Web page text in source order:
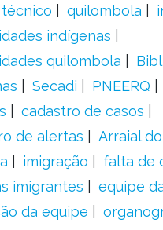
quilombola
indígenas
quilombola
Secadi PNEERQ
cadastro de casos
de alertas
Arraial
imigração
falta de
imigrantes
equipe
da equipe